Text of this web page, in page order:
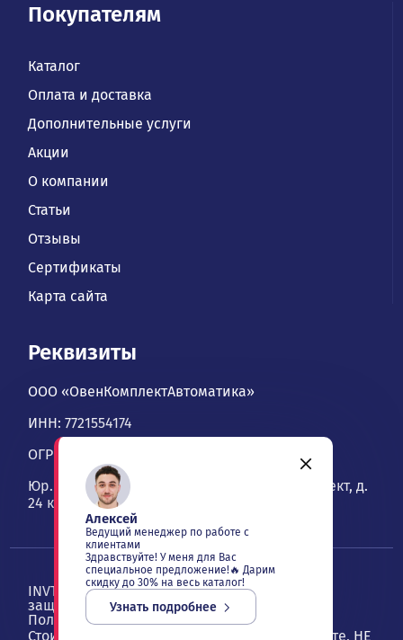
Покупателям
Каталог
Оплата и доставка
Дополнительные услуги
Акции
О компании
Статьи
Отзывы
Сертификаты
Карта сайта
Реквизиты
ООО «ОвенКомплектАвтоматика»
ИНН: 7721554174
ОГРН: 1067746534900
Юр. адрес: 109428, Москва, Рязанский проспект, д.
24 к. 2, офис 1101
INVT — ОвенКомплектАвтоматика. Все права
защищены ©2026 , Москва
Политика конфиденциальности
Стоимость товаров и услуг, указанная на сайте, НЕ
Алексей
Ведущий менеджер по работе с
клиентами
Здравствуйте! У меня для Вас
специальное предложение!🔥 Дарим
скидку до 30% на весь каталог!
Узнать подробнее